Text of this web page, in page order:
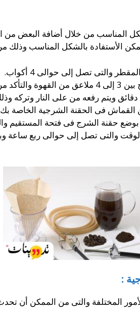
المناسب من خلال أضافة البعض من
الأستفادة بالشكل المناسب وذلك من
والتى تصل إلى حوالى 4 أكواب.
لها.
فى الحقنة الشرجية الخاصة
حقنة الشرج فى فتحة المستقيم
الوقت والتى تصل إلى حوالى ربع
:
المختلفة والتى من الممكن أن